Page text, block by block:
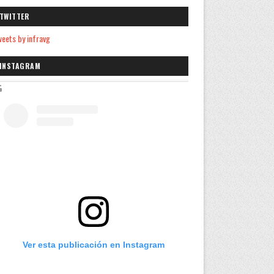
by infravg
Ver esta publicación en Instagram